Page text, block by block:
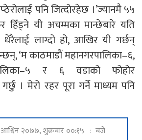
पनि जित्दोरहेछ ।’ज्यानमै ५५
हिँड्ने यी अचम्मका मान्छेबारे यति
लाग्दो हो, आखिर यी गर्छन्
‘म काठमाडौं महानगरपालिका–६,
र ६ वडाको फोहोर
। मेरो रहर पूरा गर्ने माध्यम पनि
आश्विन २०७७, शुक्रबार ००:१५ : बजे